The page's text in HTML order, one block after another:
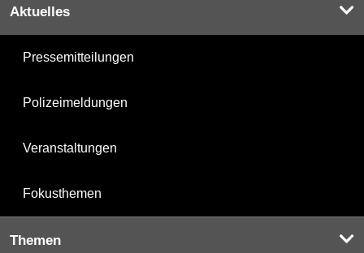
Aktuelles
Pressemitteilungen
Polizeimeldungen
Veranstaltungen
Fokusthemen
Themen